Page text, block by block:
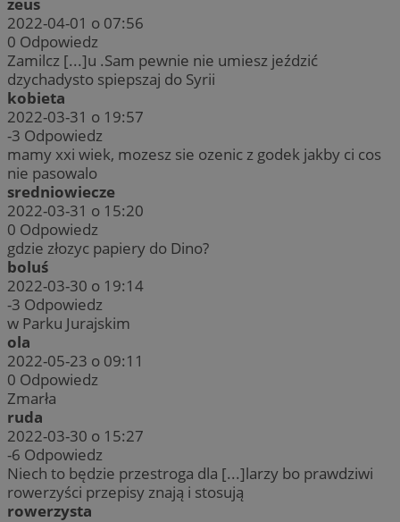
2022-04-01 o 07:56
0 Odpowiedz
Zamilcz [...]u .Sam pewnie nie umiesz jeździć
dzychadysto spiepszaj do Syrii
kobieta
2022-03-31 o 19:57
-3 Odpowiedz
mamy xxi wiek, mozesz sie ozenic z godek jakby ci cos
nie pasowalo
sredniowiecze
2022-03-31 o 15:20
0 Odpowiedz
gdzie złozyc papiery do Dino?
boluś
2022-03-30 o 19:14
-3 Odpowiedz
w Parku Jurajskim
ola
2022-05-23 o 09:11
0 Odpowiedz
Zmarła
ruda
2022-03-30 o 15:27
-6 Odpowiedz
Niech to będzie przestroga dla [...]larzy bo prawdziwi
rowerzyści przepisy znają i stosują
rowerzysta